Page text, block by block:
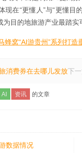
现在“更懂人”与“更懂目
目的地旅游产业最踏实
蜂窝“AI游贵州”系列打造
消费券在去哪儿发放下
AI 资讯 的文章
数据情况